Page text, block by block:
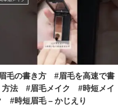
毛の書き方 #眉毛を高速で書
方法 #眉毛メイク #時短メイ
#時短眉毛 – かじえり